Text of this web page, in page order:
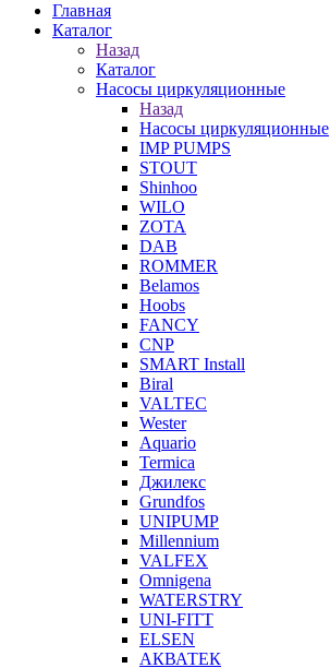
Главная
Каталог
Назад
Каталог
Насосы циркуляционные
Назад
Насосы циркуляционные
IMP PUMPS
STOUT
Shinhoo
WILO
ZOTA
DAB
ROMMER
Belamos
Hoobs
FANCY
CNP
SMART Install
Biral
VALTEC
Wester
Aquario
Termica
Джилекс
Grundfos
UNIPUMP
Millennium
VALFEX
Omnigena
WATERSTRY
UNI-FITT
ELSEN
АКВАТЕК